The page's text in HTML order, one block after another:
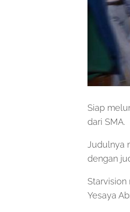
Siap
dari SMA.
Judulnya
dengan
Yesaya